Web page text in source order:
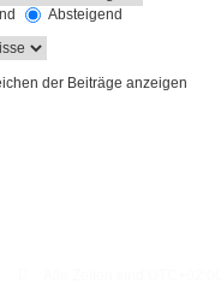
Absteigend
der Beiträge anzeigen